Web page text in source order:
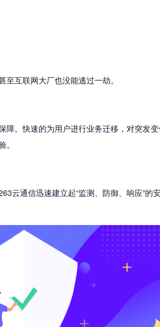
互联网大厂也没能逃过一劫。
。快速的为用户进行业务迁移，对突发
云通信迅速建立起“监测、防御、响应”的